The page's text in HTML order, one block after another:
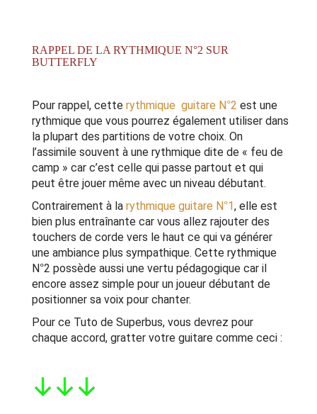
RAPPEL DE LA RYTHMIQUE N°2 SUR
BUTTERFLY
Pour rappel, cette rythmique guitare N°2 est une
rythmique que vous pourrez également utiliser dans
la plupart des partitions de votre choix. On
l’assimile souvent à une rythmique dite de « feu de
camp » car c’est celle qui passe partout et qui
peut être jouer même avec un niveau débutant.
Contrairement à la rythmique guitare N°1, elle est
bien plus entraînante car vous allez rajouter des
touchers de corde vers le haut ce qui va générer
une ambiance plus sympathique. Cette rythmique
N°2 possède aussi une vertu pédagogique car il
encore assez simple pour un joueur débutant de
positionner sa voix pour chanter.
Pour ce Tuto de Superbus, vous devrez pour
chaque accord, gratter votre guitare comme ceci :